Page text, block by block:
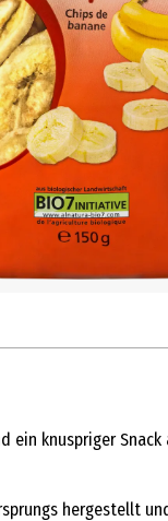
ein knuspriger
hergestellt